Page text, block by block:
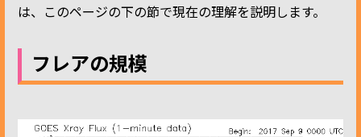
は、このページの下の節で現在の理解を説明します。
フレアの規模